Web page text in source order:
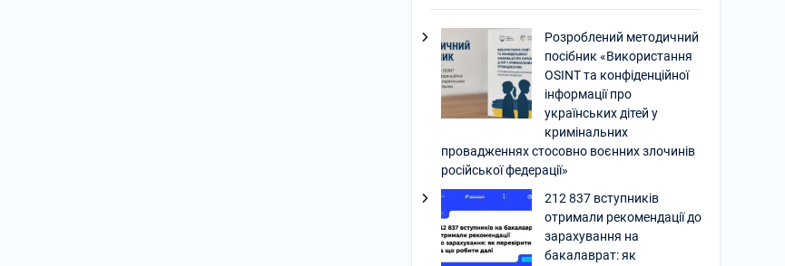
Розроблений методичний
посібник «Використання
OSINT та конфіденційної
інформації про
українських дітей у
кримінальних
провадженнях стосовно воєнних злочинів
російської федерації»
212 837 вступників
отримали рекомендації до
зарахування на
бакалаврат: як